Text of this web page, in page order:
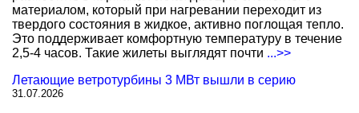
материалом, который при нагревании переходит из
твердого состояния в жидкое, активно поглощая тепло.
Это поддерживает комфортную температуру в течение
2,5-4 часов. Такие жилеты выглядят почти ...>>
Летающие ветротурбины 3 МВт вышли в серию
31.07.2026